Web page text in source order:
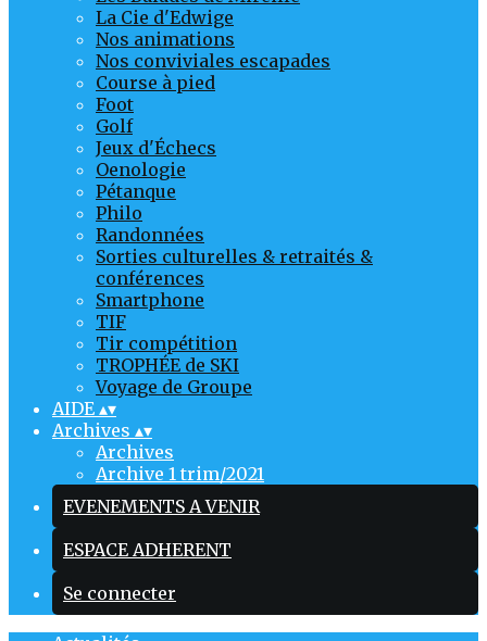
La Cie d'Edwige
Nos animations
Nos conviviales escapades
Course à pied
Foot
Golf
Jeux d'Échecs
Oenologie
Pétanque
Philo
Randonnées
Sorties culturelles & retraités &
conférences
Smartphone
TIF
Tir compétition
TROPHÉE de SKI
Voyage de Groupe
AIDE ▴▾
Archives ▴▾
Archives
Archive 1 trim/2021
EVENEMENTS A VENIR
ESPACE ADHERENT
Se connecter